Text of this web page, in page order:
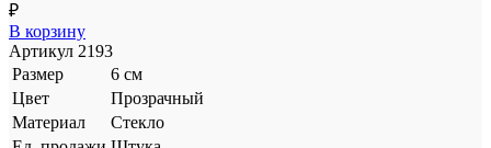
₽
В корзину
Артикул 2193
Размер
6 см
Цвет
Прозрачный
Материал
Стекло